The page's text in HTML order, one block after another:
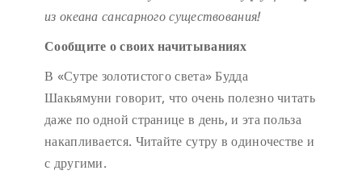
из океана сансарного существования!
Сообщите о своих начитываниях
В «Сутре золотистого света» Будда
Шакьямуни говорит, что очень полезно читать
даже по одной странице в день, и эта польза
накапливается. Читайте сутру в одиночестве и
с другими.